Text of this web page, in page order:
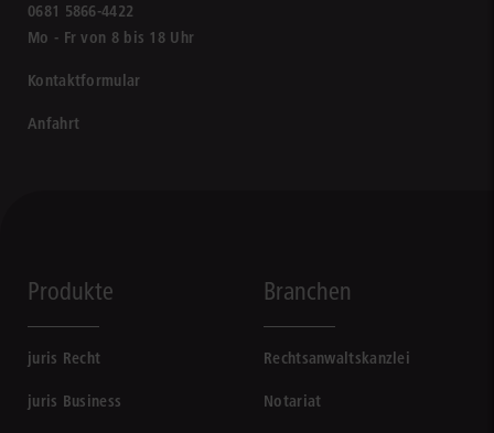
0681 5866-4422
Mo - Fr von 8 bis 18 Uhr
Kontaktformular
Anfahrt
Produkte
juris Recht
juris Business
Branchen
Rechtsanwaltskanzlei
Notariat